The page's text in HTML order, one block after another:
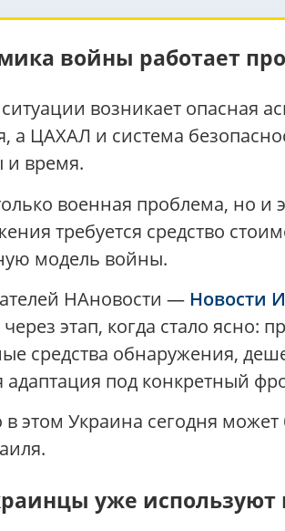
войны работает
ситуации возникает опасная
а ЦАХАЛ и система
и время.
военная проблема, но и
требуется средство
модель войны.
НАновости — Новости
этап, когда стало ясно:
средства обнаружения,
адаптация под конкретный
этом Украина сегодня
уже используют